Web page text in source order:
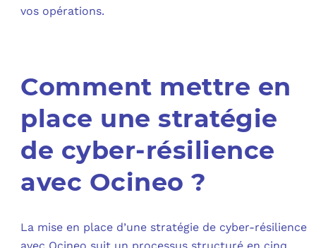
vos opérations.
Comment mettre en
place une stratégie
de cyber-résilience
avec Ocineo ?
La mise en place d’une stratégie de cyber-résilience
avec Ocineo suit un processus structuré en cinq